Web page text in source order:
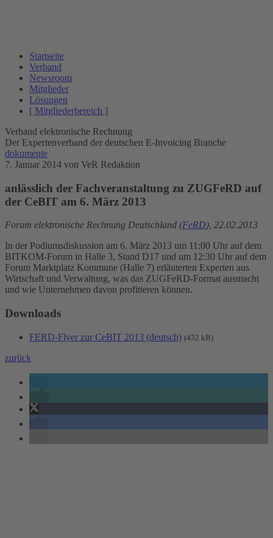
Startseite
Verband
Newsroom
Mitglieder
Lösungen
[ Mitgliederbereich ]
Verband elektronische Rechnung
Der Expertenverband der deutschen E-Invoicing Branche
dokumente
7. Januar 2014 von VeR Redaktion
anlässlich der Fachveranstaltung zu ZUGFeRD auf
der CeBIT am 6. März 2013
Forum elektronische Rechnung Deutschland (FeRD), 22.02.2013
In der Podiumsdiskussion am 6. März 2013 um 11:00 Uhr auf dem
BITKOM-Forum in Halle 3, Stand D17 und um 12:30 Uhr auf dem
Forum Marktplatz Kommune (Halle 7) erläuterten Experten aus
Wirtschaft und Verwaltung, was das ZUGFeRD-Format ausmacht
und wie Unternehmen davon profitieren können.
Downloads
FERD-Flyer zur CeBIT 2013 (deutsch) (432 kB)
zurück